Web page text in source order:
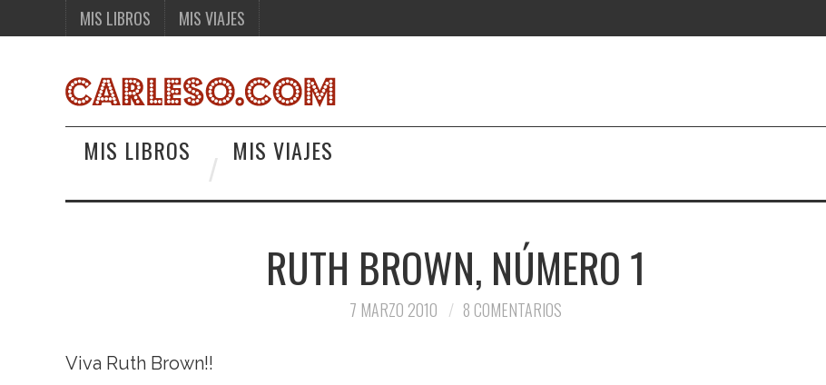
MIS LIBROS MIS VIAJES
MIS LIBROS MIS VIAJES
RUTH BROWN, NÚMERO 1
7 MARZO 2010 8 COMENTARIOS
Viva Ruth Brown!!